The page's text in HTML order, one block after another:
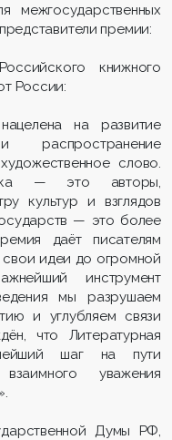
межгосударственных
премии:
книжного
России:
на развитие
распространение
слово.
— это авторы,
культур и взглядов
— это более
даёт писателям
свои идеи до огромной
инструмент
мы разрушаем
и углубляем связи
что Литературная
шаг на пути
уважения
Думы РФ,